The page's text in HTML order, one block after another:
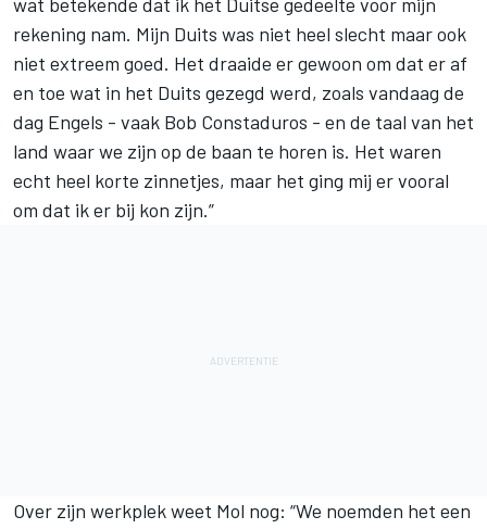
rekening nam. Mijn Duits was niet heel slecht maar ook
niet extreem goed. Het draaide er gewoon om dat er af
en toe wat in het Duits gezegd werd, zoals vandaag de
dag Engels - vaak Bob Constaduros - en de taal van het
land waar we zijn op de baan te horen is. Het waren
echt heel korte zinnetjes, maar het ging mij er vooral
om dat ik er bij kon zijn.”
Over zijn werkplek weet Mol nog: “We noemden het een